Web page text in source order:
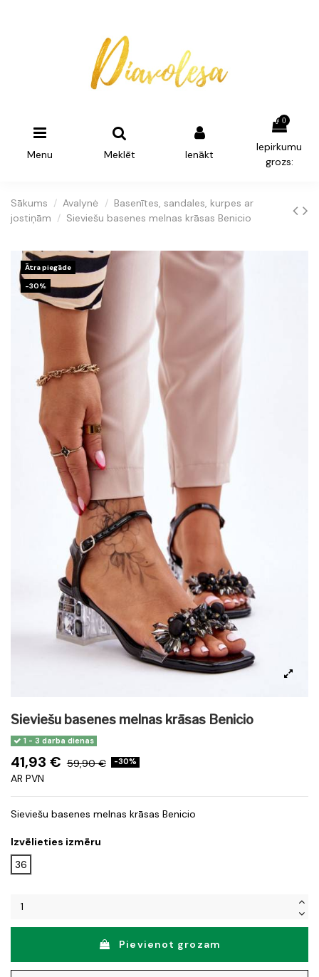
Menu Meklēt Ienākt
0
Iepirkumu
grozs:
Sākums Avalynė
Basenītes, sandales, kurpes ar
jostiņām
Sieviešu basenes melnas krāsas Benicio
Ātra piegāde
-30%
Sieviešu basenes melnas krāsas Benicio
1 - 3 darba dienas
41,93 € 59,90 € -30%
AR PVN
Sieviešu basenes melnas krāsas Benicio
Izvēlieties izmēru
36
Pievienot grozam